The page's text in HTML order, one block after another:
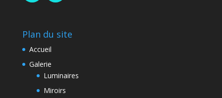
Plan du site
Accueil
Galerie
Luminaires
Miroirs